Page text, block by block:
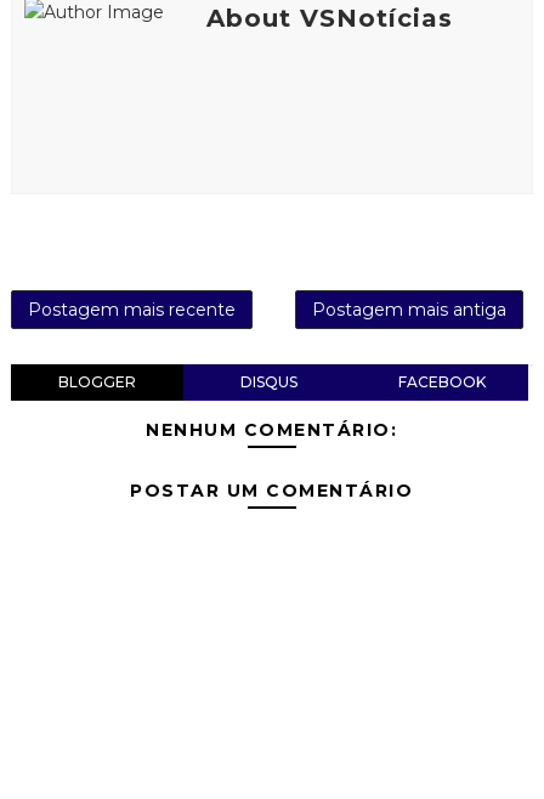
About VSNotícias
Postagem mais recente Postagem mais antiga
BLOGGER DISQUS FACEBOOK
NENHUM COMENTÁRIO:
POSTAR UM COMENTÁRIO